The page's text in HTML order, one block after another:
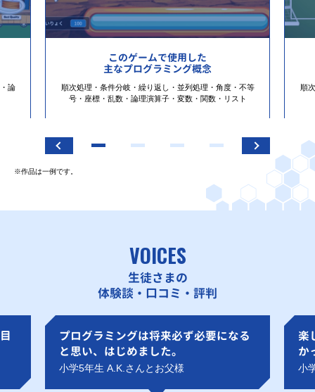
論
このゲームで使用した
主なプログラミング概念
順次処理・条件分岐・繰り返し・並列処理・角度・不等
号・座標・乱数・論理演算子・変数・関数・リスト
順
※作品は一例です。
VOICES
生徒さまの
体験談・口コミ・評判
プログラミングは将来必ず必要になる
と思い、はじめました。
小学5年生 A.K.さんとお父様
楽
か
小